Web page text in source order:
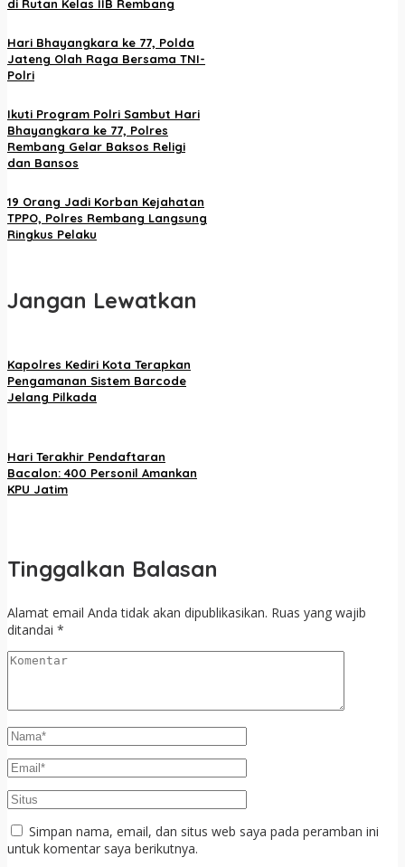
di Rutan Kelas IIB Rembang
Hari Bhayangkara ke 77, Polda
Jateng Olah Raga Bersama TNI-
Polri
Ikuti Program Polri Sambut Hari
Bhayangkara ke 77, Polres
Rembang Gelar Baksos Religi
dan Bansos
19 Orang Jadi Korban Kejahatan
TPPO, Polres Rembang Langsung
Ringkus Pelaku
Jangan Lewatkan
Kapolres Kediri Kota Terapkan
Pengamanan Sistem Barcode
Jelang Pilkada
Hari Terakhir Pendaftaran
Bacalon: 400 Personil Amankan
KPU Jatim
Tinggalkan Balasan
Alamat email Anda tidak akan dipublikasikan. Ruas yang wajib
ditandai *
Simpan nama, email, dan situs web saya pada peramban ini
untuk komentar saya berikutnya.